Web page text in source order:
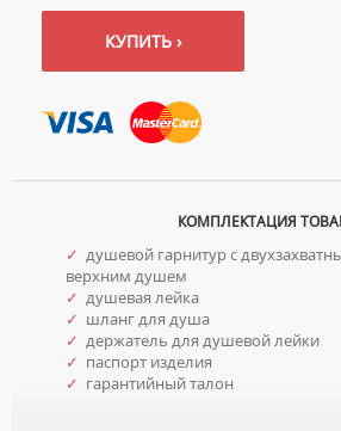
КУПИТЬ ›
КОМПЛЕКТАЦИЯ
✓ душевой гарнитур с
верхним душем
✓ душевая лейка
✓ шланг для душа
✓ держатель для душевой лейки
✓ паспорт изделия
✓ гарантийный талон